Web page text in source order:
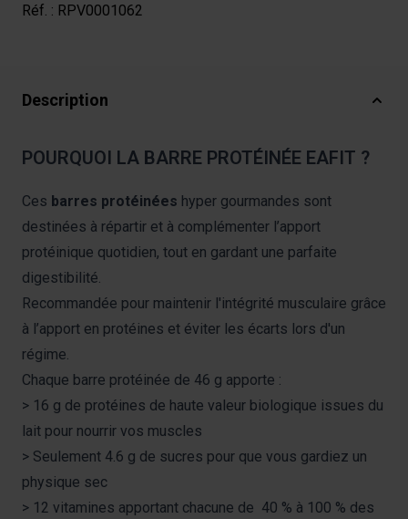
Réf. : RPV0001062
Description
POURQUOI LA BARRE PROTÉINÉE EAFIT ?
Ces barres protéinées hyper gourmandes sont
destinées à répartir et à complémenter l’apport
protéinique quotidien, tout en gardant une parfaite
digestibilité.
Recommandée pour maintenir l'intégrité musculaire grâce
à l’apport en protéines et éviter les écarts lors d'un
régime.
Chaque barre protéinée de 46 g apporte :
> 16 g de protéines de haute valeur biologique issues du
lait pour nourrir vos muscles
> Seulement 4.6 g de sucres pour que vous gardiez un
physique sec
> 12 vitamines apportant chacune de 40 % à 100 % des